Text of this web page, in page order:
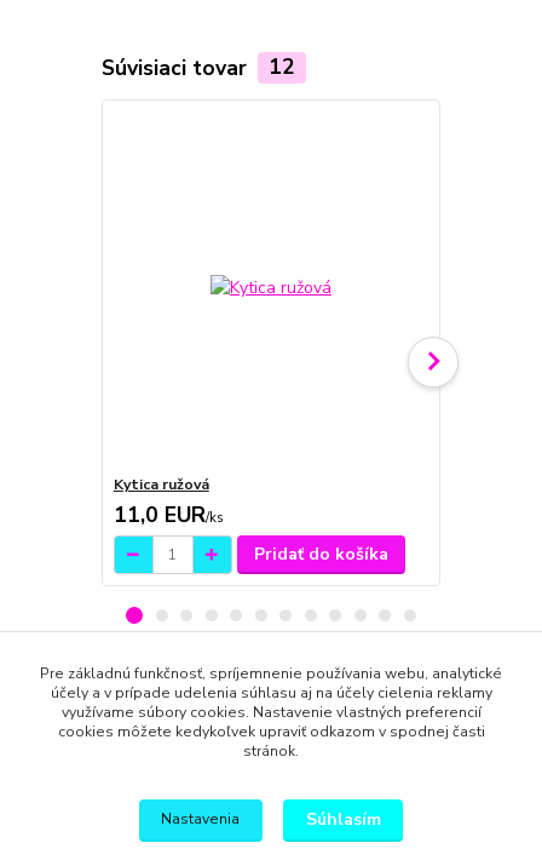
Súvisiaci tovar 12
Kytica ružová
11,0 EUR/ks
Pridať do košíka
Tovar zaradený v kategóriách
Pre deti
Pre základnú funkčnosť, spríjemnenie používania webu, analytické
účely a v prípade udelenia súhlasu aj na účely cielenia reklamy
využívame súbory cookies. Nastavenie vlastných preferencií
cookies môžete kedykoľvek upraviť odkazom v spodnej časti
stránok.
Nastavenia Súhlasím